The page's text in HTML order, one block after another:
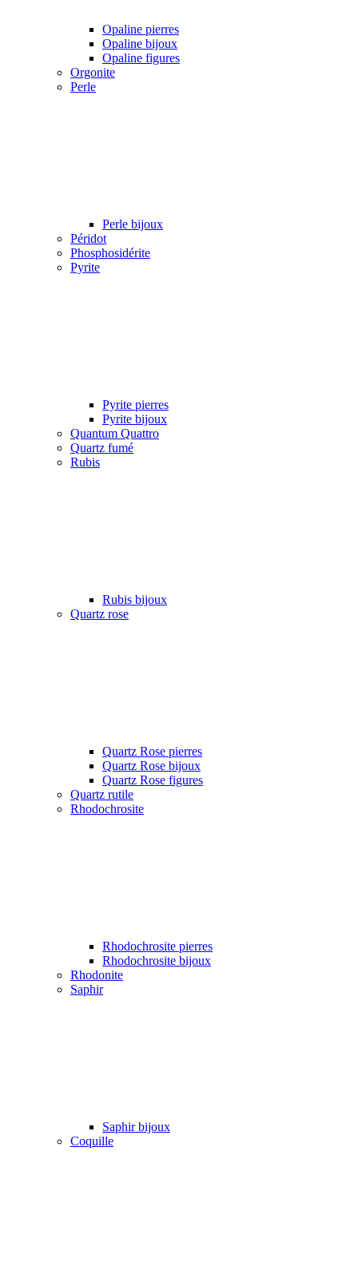
Opaline pierres
Opaline bijoux
Opaline figures
Orgonite
Perle
Perle bijoux
Péridot
Phosphosidérite
Pyrite
Pyrite pierres
Pyrite bijoux
Quantum Quattro
Quartz fumé
Rubis
Rubis bijoux
Quartz rose
Quartz Rose pierres
Quartz Rose bijoux
Quartz Rose figures
Quartz rutile
Rhodochrosite
Rhodochrosite pierres
Rhodochrosite bijoux
Rhodonite
Saphir
Saphir bijoux
Coquille